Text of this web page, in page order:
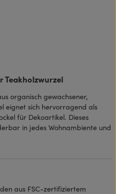
Teakholzwurzel
organisch gewachsener,
eignet sich hervorragend als
für Dekoartikel. Dieses
in jedes Wohnambiente und
aus FSC-zertifiziertem